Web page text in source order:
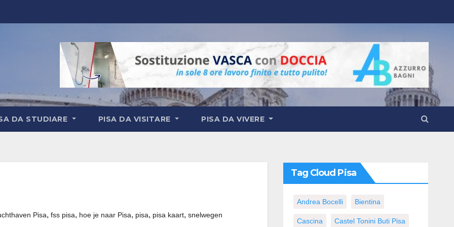
DA STUDIARE PISA DA VISITARE PISA DA VIVERE
Pisa, fss pisa, hoe je naar Pisa, pisa, pisa kaart, snelwegen
Tag Cloud Pisa
Andrea Bocelli Bientina
Cascina Castel Tonini Buti Pisa